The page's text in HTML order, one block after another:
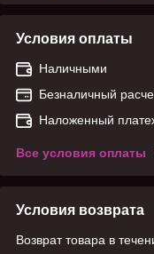
Условия оплаты
Наличными
Безналичный
Наложенный
Все условия оплаты
Условия возврата
Возврат товара в